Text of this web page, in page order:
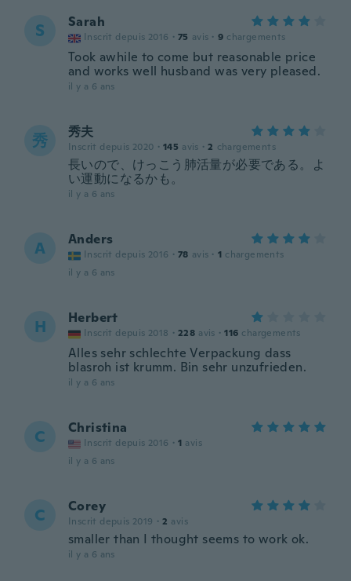
S Sarah
Inscrit depuis 2016 · 75 avis · 9 chargements
Took awhile to come but reasonable price
and works well husband was very pleased.
il y a 6 ans
秀 秀夫
Inscrit depuis 2020 · 145 avis · 2 chargements
長いので、けっこう肺活量が必要である。よ
い運動になるかも。
il y a 6 ans
A Anders
Inscrit depuis 2016 · 78 avis · 1 chargements
il y a 6 ans
H Herbert
Inscrit depuis 2018 · 228 avis · 116 chargements
Alles sehr schlechte Verpackung dass
blasroh ist krumm. Bin sehr unzufrieden.
il y a 6 ans
C Christina
Inscrit depuis 2016 · 1 avis
il y a 6 ans
C Corey
Inscrit depuis 2019 · 2 avis
smaller than I thought seems to work ok.
il y a 6 ans